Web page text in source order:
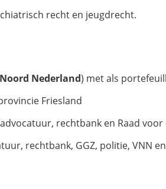
recht en jeugdrecht.
Nederland) met als
Friesland
rechtbank en Raad voor
rechtbank, GGZ, politie, VNN